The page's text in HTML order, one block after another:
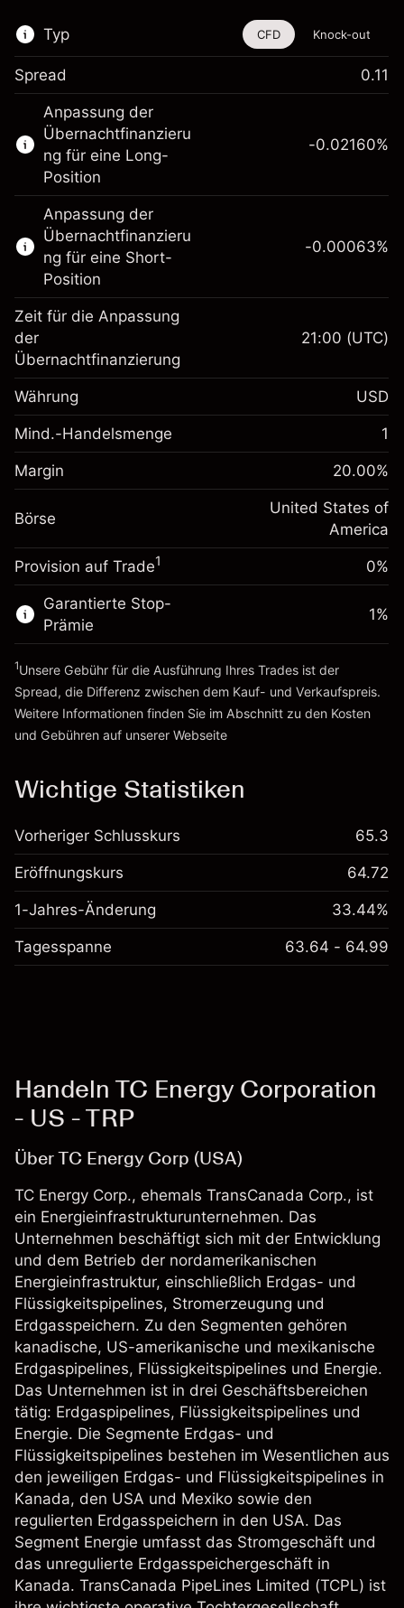
Typ
Dieses Finanzinstrument steht für das Traden
über CFDs und Knock-outs zur Verfügung.
Erfahren Sie mehr über:
CFDs
Knock-outs
CFD Knock-out
Spread 0.11
Anpassung der
Übernachtfinanzieru
ng für eine Long-
Position
$1,000.00
Anpassung der
Übernachtfinanzierung
Gebühren aus
Positionswert
-0.021596
%
Positionsgröße mit Hebelwirkung
~$5,000.00
Geld aus Hebelwirkung ~
$4,000.00
Zur Plattform
-0.02160%
Anpassung der
Übernachtfinanzieru
ng für eine Short-
Position
Margin. Ihre Investition
Anpassung der
Übernachtfinanzierung
-0.000626
%
(-$0.03)
Positionsgröße mit Hebelwirkung
~$5,000.00
Geld aus Hebelwirkung ~
Zur Plattform
-0.00063%
Zeit für die Anpassung
der
Übernachtfinanzierung
21:00 (UTC)
Währung USD
Mind.-Handelsmenge 1
Margin 20.00%
Börse
United States of
America
Provision auf Trade1 0%
Garantierte Stop-
Prämie
1%
1Unsere Gebühr für die Ausführung Ihres Trades ist der
Spread, die Differenz zwischen dem Kauf- und Verkaufspreis.
Weitere Informationen finden Sie im Abschnitt zu den Kosten
und Gebühren auf unserer Webseite
Wichtige Statistiken
Vorheriger Schlusskurs 65.3
Eröffnungskurs 64.72
1-Jahres-Änderung 33.44%
Tagesspanne 63.64 - 64.99
Handeln TC Energy Corporation
- US - TRP
Über TC Energy Corp (USA)
TC Energy Corp., ehemals TransCanada Corp., ist
ein Energieinfrastrukturunternehmen. Das
Unternehmen beschäftigt sich mit der Entwicklung
und dem Betrieb der nordamerikanischen
Energieinfrastruktur, einschließlich Erdgas- und
Flüssigkeitspipelines, Stromerzeugung und
Erdgasspeichern. Zu den Segmenten gehören
kanadische, US-amerikanische und mexikanische
Erdgaspipelines, Flüssigkeitspipelines und Energie.
Das Unternehmen ist in drei Geschäftsbereichen
tätig: Erdgaspipelines, Flüssigkeitspipelines und
Energie. Die Segmente Erdgas- und
Flüssigkeitspipelines bestehen im Wesentlichen aus
den jeweiligen Erdgas- und Flüssigkeitspipelines in
Kanada, den USA und Mexiko sowie den
regulierten Erdgasspeichern in den USA. Das
Segment Energie umfasst das Stromgeschäft und
das unregulierte Erdgasspeichergeschäft in
Kanada. TransCanada PipeLines Limited (TCPL) ist